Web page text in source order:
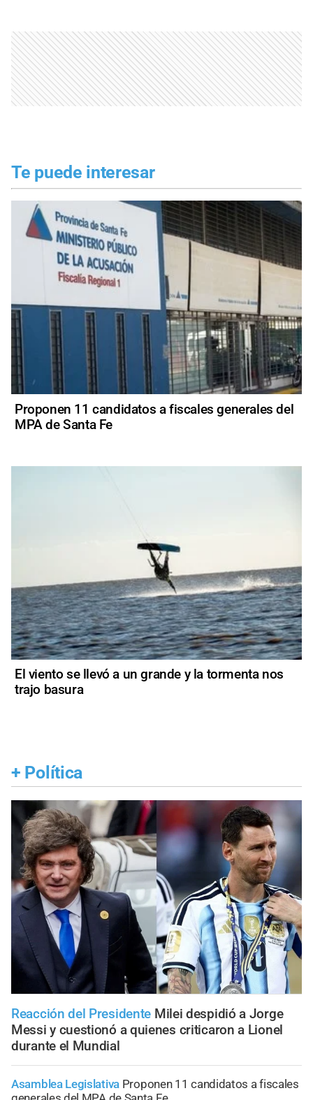
Te puede interesar
Proponen 11 candidatos a fiscales generales del
MPA de Santa Fe
El viento se llevó a un grande y la tormenta nos
trajo basura
+ Política
Reacción del Presidente Milei despidió a Jorge
Messi y cuestionó a quienes criticaron a Lionel
durante el Mundial
Asamblea Legislativa Proponen 11 candidatos a fiscales